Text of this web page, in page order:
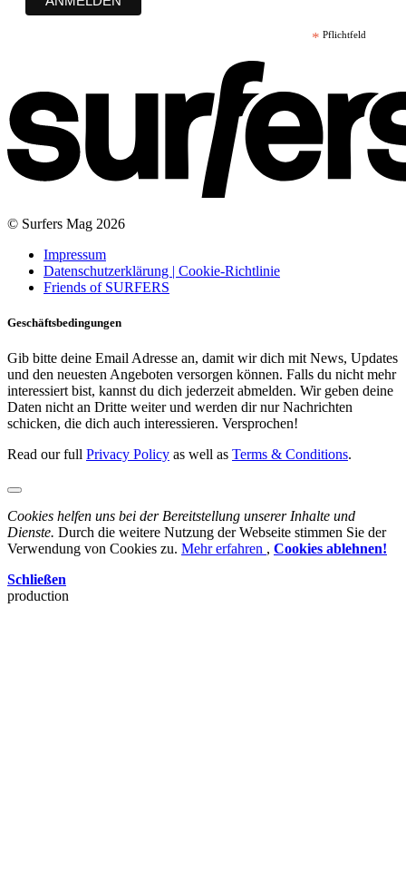
* Pflichtfeld
© Surfers Mag 2026
Impressum
Datenschutzerklärung | Cookie-Richtlinie
Friends of SURFERS
Geschäftsbedingungen
Gib bitte deine Email Adresse an, damit wir dich mit News, Updates
und den neuesten Angeboten versorgen können. Falls du nicht mehr
interessiert bist, kannst du dich jederzeit abmelden. Wir geben deine
Daten nicht an Dritte weiter und werden dir nur Nachrichten
schicken, die dich auch interessieren. Versprochen!
Read our full Privacy Policy as well as Terms & Conditions.
Cookies helfen uns bei der Bereitstellung unserer Inhalte und
Dienste. Durch die weitere Nutzung der Webseite stimmen Sie der
Verwendung von Cookies zu. Mehr erfahren , Cookies ablehnen!
Schließen
production